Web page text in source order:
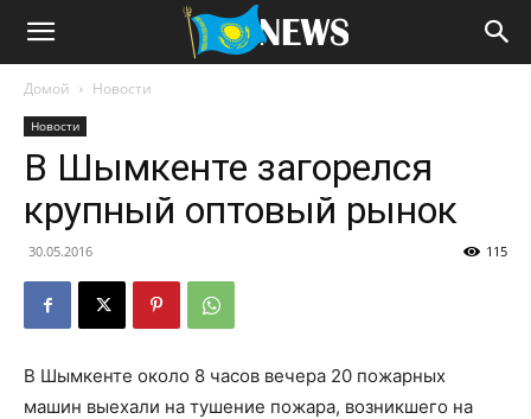
Домой Новости
Новости
В Шымкенте загорелся
крупный оптовый рынок
30.05.2016 115
В Шымкенте около 8 часов вечера 20 пожарных
машин выехали на тушение пожара, возникшего на